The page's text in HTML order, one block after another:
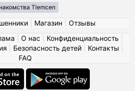
Tlemcen
| Магазин
Отзывы
О нас Конфиденциальность
Безопасность детей| Контакты
FAQ